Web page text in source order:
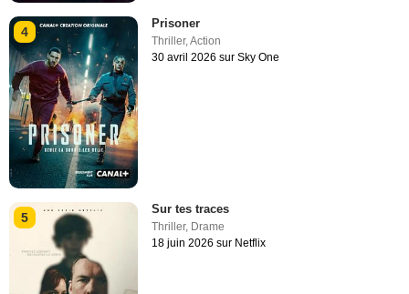
4
Prisoner
Thriller,Action
30 avril 2026 sur Sky One
5
Sur tes traces
Thriller, Drame
18 juin 2026 sur Netflix